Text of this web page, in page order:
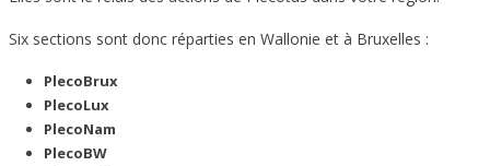
Six sections sont donc réparties en Wallonie et à Bruxelles :
PlecoBrux
PlecoLux
PlecoNam
PlecoBW